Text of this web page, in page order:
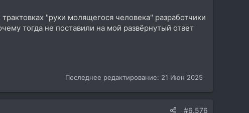
"руки молящегося человека" разработчики
тогда не поставили на мой развёрнутый ответ
Последнее редактирование: 21 Июн 2025
#6.576